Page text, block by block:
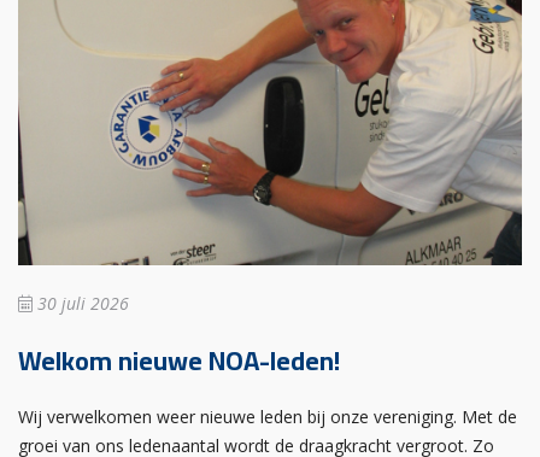
30 juli 2026
Welkom nieuwe NOA-leden!
Wij verwelkomen weer nieuwe leden bij onze vereniging. Met de
groei van ons ledenaantal wordt de draagkracht vergroot. Zo